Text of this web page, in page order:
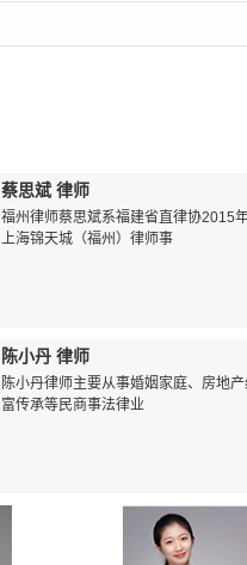
蔡思斌 律师
福州律师蔡思斌系福建省直律协2015
上海锦天城（福州）律师事
陈小丹 律师
陈小丹律师主要从事婚姻家庭、房地
富传承等民商事法律业